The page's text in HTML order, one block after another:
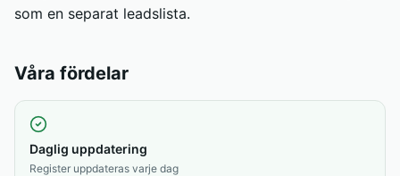
som en separat leadslista.
Våra fördelar
Daglig uppdatering
Register uppdateras varje dag